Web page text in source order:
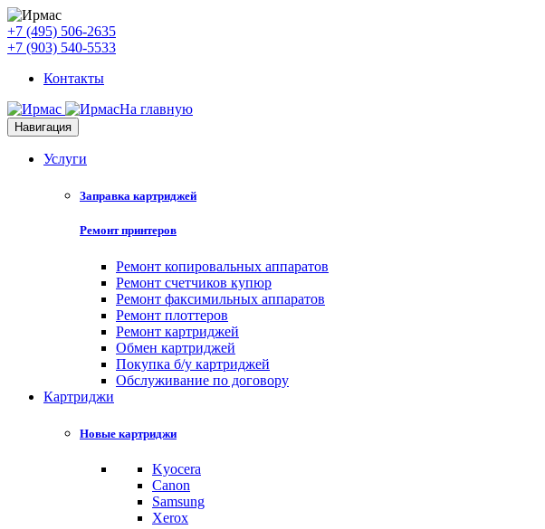
+7 (495) 506-2635
+7 (903) 540-5533
Контакты
На главную
Навигация
Услуги
Заправка картриджей
Ремонт принтеров
Ремонт копировальных аппаратов
Ремонт счетчиков купюр
Ремонт факсимильных аппаратов
Ремонт плоттеров
Ремонт картриджей
Обмен картриджей
Покупка б/у картриджей
Обслуживание по договору
Картриджи
Новые картриджи
Kyocera
Canon
Samsung
Xerox